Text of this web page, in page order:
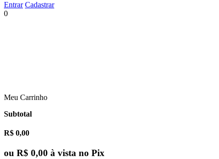
Entrar Cadastrar
0
Meu Carrinho
Subtotal
R$ 0,00
ou R$ 0,00 à vista no Pix